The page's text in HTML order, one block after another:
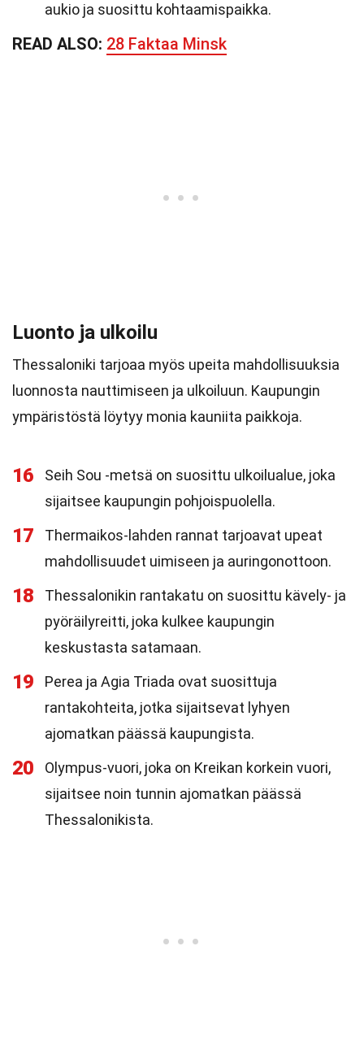
aukio ja suosittu kohtaamispaikka.
READ ALSO: 28 Faktaa Minsk
Luonto ja ulkoilu
Thessaloniki tarjoaa myös upeita mahdollisuuksia
luonnosta nauttimiseen ja ulkoiluun. Kaupungin
ympäristöstä löytyy monia kauniita paikkoja.
16
Seih Sou -metsä on suosittu ulkoilualue, joka
sijaitsee kaupungin pohjoispuolella.
17
Thermaikos-lahden rannat tarjoavat upeat
mahdollisuudet uimiseen ja auringonottoon.
18
Thessalonikin rantakatu on suosittu kävely- ja
pyöräilyreitti, joka kulkee kaupungin
keskustasta satamaan.
19
Perea ja Agia Triada ovat suosittuja
rantakohteita, jotka sijaitsevat lyhyen
ajomatkan päässä kaupungista.
20
Olympus-vuori, joka on Kreikan korkein vuori,
sijaitsee noin tunnin ajomatkan päässä
Thessalonikista.